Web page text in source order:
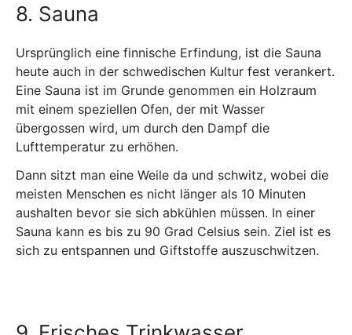
8. Sauna
Ursprünglich eine finnische Erfindung, ist die Sauna
heute auch in der schwedischen Kultur fest verankert.
Eine Sauna ist im Grunde genommen ein Holzraum
mit einem speziellen Ofen, der mit Wasser
übergossen wird, um durch den Dampf die
Lufttemperatur zu erhöhen.
Dann sitzt man eine Weile da und schwitz, wobei die
meisten Menschen es nicht länger als 10 Minuten
aushalten bevor sie sich abkühlen müssen. In einer
Sauna kann es bis zu 90 Grad Celsius sein. Ziel ist es
sich zu entspannen und Giftstoffe auszuschwitzen.